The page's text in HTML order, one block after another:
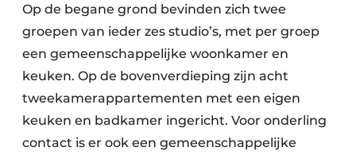
Op de begane grond bevinden zich twee
groepen van ieder zes studio’s, met per groep
een gemeenschappelijke woonkamer en
keuken. Op de bovenverdieping zijn acht
tweekamerappartementen met een eigen
keuken en badkamer ingericht. Voor onderling
contact is er ook een gemeenschappelijke